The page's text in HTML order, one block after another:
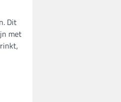
Dit
met